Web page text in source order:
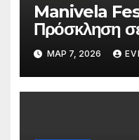
Manivela
Πρόσκληση
Γυμνασίου και
Εύβοιας για
σκηνή
ΜΑΡ 7, 2026